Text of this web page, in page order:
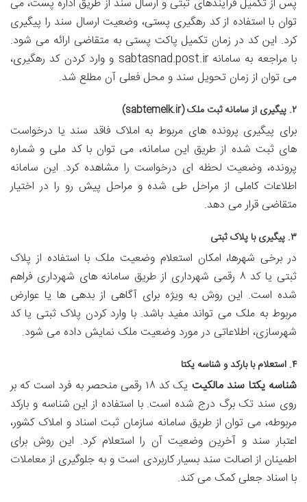
پس از تکمیل فرآیندهای ثبتی و ارسال سند از طریق اداره پست، می
توان با استفاده از کد رهگیری پستی، وضعیت ارسال سند را پیگیری
کرد. این کد در زمان تکمیل پاکت پستی به متقاضی ارائه می شود.
با مراجعه به سامانه sabtasnad.post.ir و وارد کردن کد رهگیری،
می توان از زمان تحویل سند و محل فعلی آن مطلع شد.
۲. پیگیری از سامانه ثبت ملک (sabtemelk.ir)
برای پیگیری پرونده های مربوط به املاک فاقد سند یا درخواست
های ثبت شده از طریق این سامانه، می توان با کد ملی و شماره
پرونده، وضعیت لحظه ای درخواست را مشاهده کرد. این سامانه
اطلاعات کاملی از مراحل طی شده و مراحل پیش رو را در اختیار
متقاضی قرار می دهد.
۳. پیگیری با پلاک ثبتی
در برخی شهرها، امکان استعلام وضعیت ملک با استفاده از پلاک
ثبتی یا کد ۸ رقمی شهرداری از طریق سامانه های شهرداری فراهم
شده است. این روش به ویژه برای آگاهی از بدهی ها یا عوارض
مربوط به ملک می تواند مفید باشد. با وارد کردن پلاک ثبتی یا کد
شهرسازی، اطلاعاتی در مورد وضعیت ملک نمایش داده می شود.
۴. استعلام با بارکد و شناسه یکتا
شناسه یکتا سند مالکیت
یک کد ۱۸ رقمی منحصر به فرد است که بر
روی سند تک برگ درج شده است. با استفاده از این شناسه و بارکد
مربوطه، می توان از طریق سامانه سازمان ثبت اسناد و املاک کشور،
اعتبار سند و آخرین وضعیت آن را استعلام کرد. این روش برای
اطمینان از اصالت سند بسیار کاربردی است و به جلوگیری از معاملات
با اسناد جعلی کمک می کند.